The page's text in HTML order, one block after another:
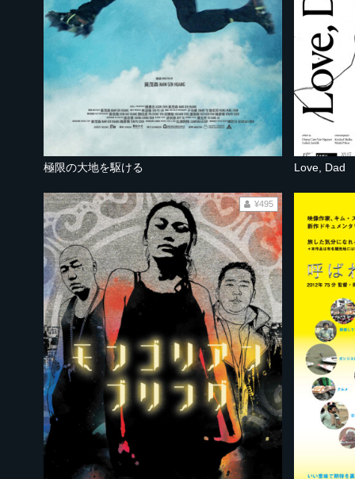
極限の大地を駆ける Love, Dad
¥495